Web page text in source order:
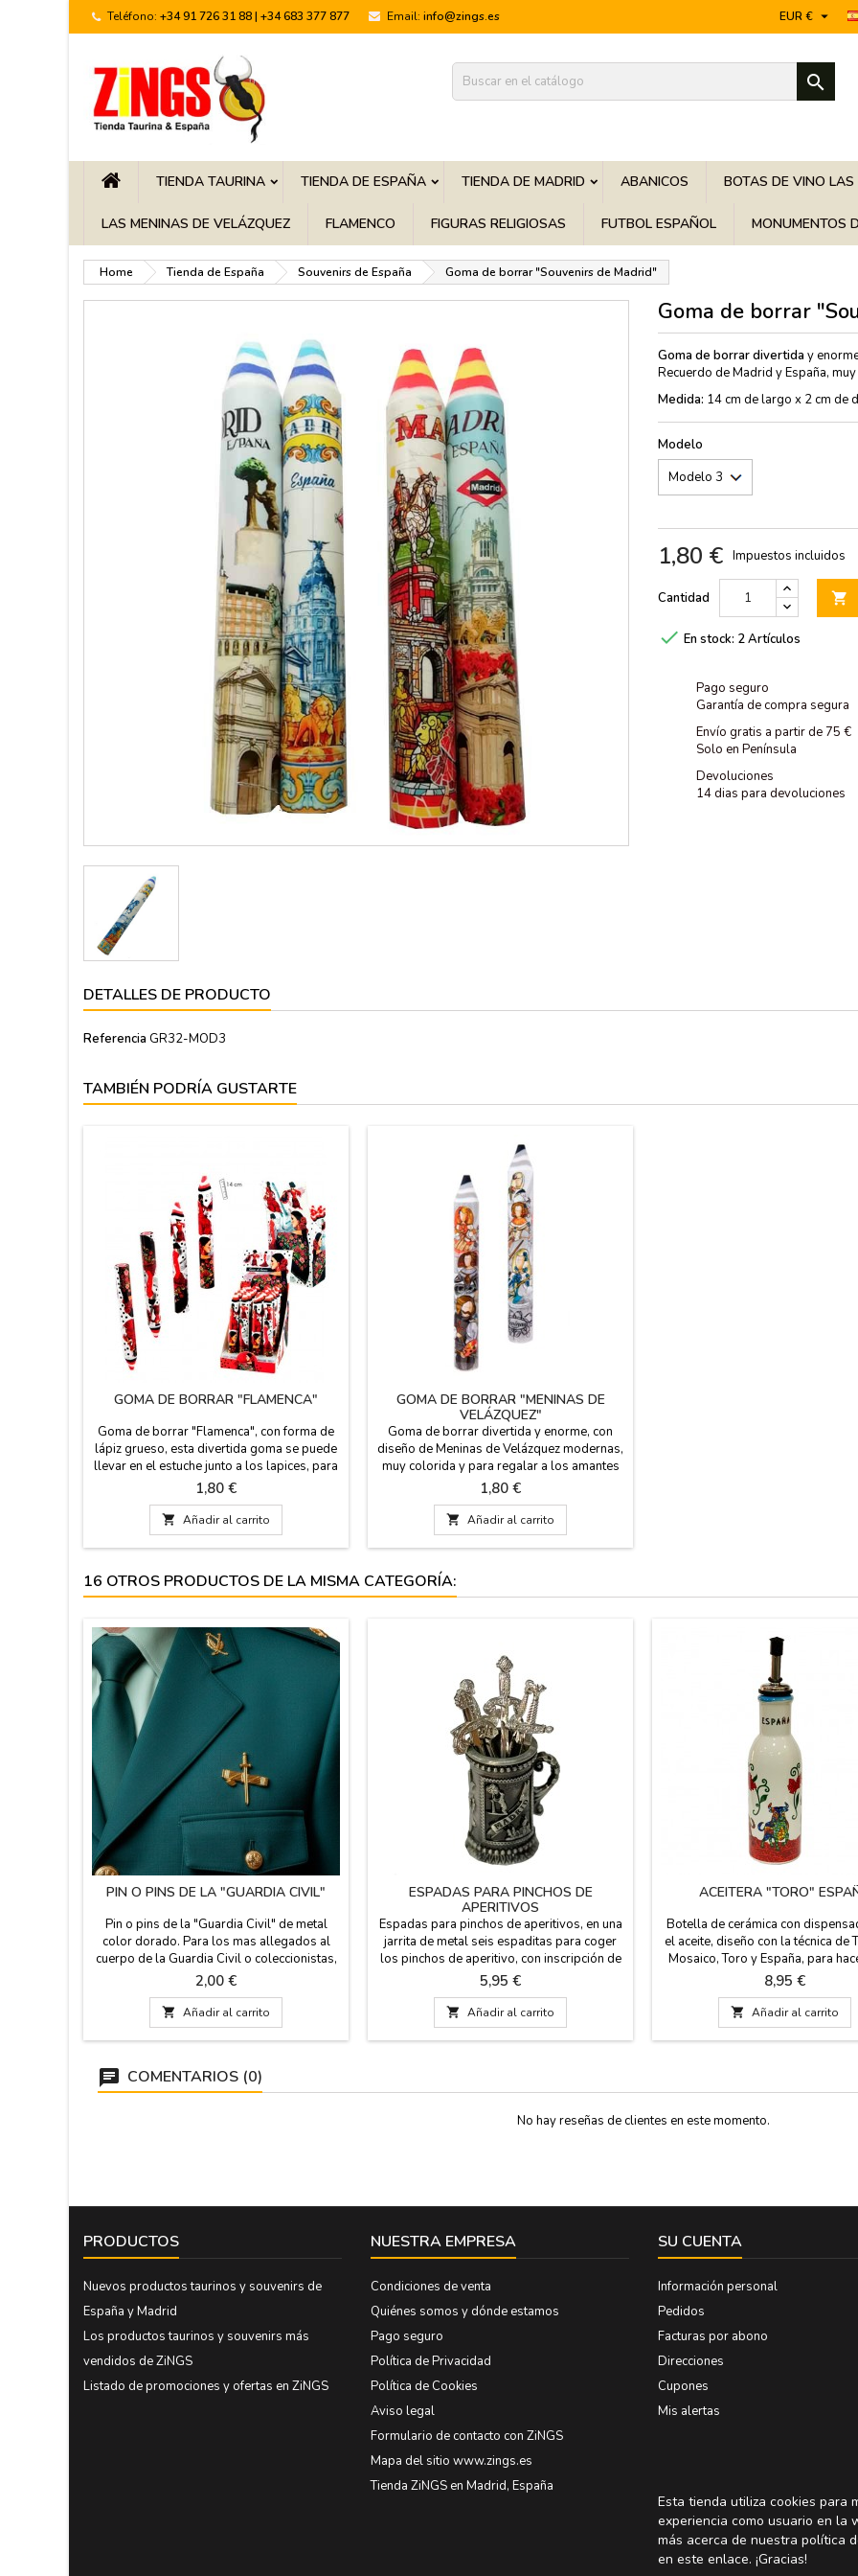
Teléfono: +34 91 726 31 88 | +34 683 377 877 Email: info@zings.es EUR € 

TIENDA TAURINA TIENDA DE ESPAÑA TIENDA DE MADRID ABANICOS BOTAS DE VINO LAS
LAS MENINAS DE VELÁZQUEZ FLAMENCO FIGURAS RELIGIOSAS FUTBOL ESPAÑOL MONUMENTOS
Home Tienda de España Souvenirs de España Goma de borrar "Souvenirs de Madrid"
Goma de borrar
Goma de borrar divertida y
Recuerdo de Madrid y España,
Medida: 14 cm de largo x 2 cm de
Modelo
1,80 € Impuestos incluidos
Cantidad 
 En stock: 2 Artículos
Pago seguro
Garantía de compra segura
Envío gratis a partir de 75 €
Solo en Península
Devoluciones
14 dias para devoluciones
DETALLES DE PRODUCTO
Referencia GR32-MOD3
TAMBIÉN PODRÍA GUSTARTE
GOMA DE BORRAR "FLAMENCA"
Goma de borrar "Flamenca", con forma de
lápiz grueso, esta divertida goma se puede
llevar en el estuche junto a los lapices, para
tenerla siempre a mano. PRECIO POR
UNIDAD. Medidas: 14 cm
Precio
1,80 €
 Añadir al carrito
GOMA DE BORRAR "MENINAS DE
VELÁZQUEZ"
Goma de borrar divertida y enorme, con
diseño de Meninas de Velázquez modernas,
muy colorida y para regalar a los amantes
del Arte o bien para niños y sus deberes.
Medidas: 14 cm de largo x 2 cm de
diámetro.
Precio
1,80 €
 Añadir al carrito
16 OTROS PRODUCTOS DE LA MISMA CATEGORÍA:
PIN O PINS DE LA "GUARDIA CIVIL"
Pin o pins de la "Guardia Civil" de metal
color dorado. Para los mas allegados al
cuerpo de la Guardia Civil o coleccionistas,
este pin lucirá en tu solapa. Reproducción
exacta del emblema del cuerpo, respetando
las proporciones y la estética
reglamentaria. Sistema de Cierre: Trasera
con cierre de mariposa (o "clutch") de
Precio
2,00 €
 Añadir al carrito
ESPADAS PARA PINCHOS DE
APERITIVOS
Espadas para pinchos de aperitivos, en una
jarrita de metal seis espaditas para coger
los pinchos de aperitivo, con inscripción de
Madrid en relieve y la Puerta de Alcalá y el
oso y el madroño. Medidas: 8 x 4 cm.
Precio
5,95 €
 Añadir al carrito
ACEITERA "TORO"
Botella de cerámica con
el aceite, diseño con la técnica de
Mosaico, Toro y España, para
con la coleccion de plato, jarra,
chupitos. Luce tu mesa muy
Medidas: 15 cm de alto x 4,5 cm
Precio
8,95 €
 Añadir al carrito
COMENTARIOS (0)
No hay reseñas de clientes en este momento.
PRODUCTOS
Nuevos productos taurinos y souvenirs de
España y Madrid
Los productos taurinos y souvenirs más
vendidos de ZiNGS
Listado de promociones y ofertas en ZiNGS
NUESTRA EMPRESA
Condiciones de venta
Quiénes somos y dónde estamos
Pago seguro
Política de Privacidad
Política de Cookies
Aviso legal
Formulario de contacto con ZiNGS
Mapa del sitio www.zings.es
Tienda ZiNGS en Madrid, España
SU CUENTA
Información personal
Pedidos
Facturas por abono
Direcciones
Cupones
Mis alertas
Esta tienda utiliza cookies para
experiencia como usuario en la
más acerca de nuestra política
en este enlace. ¡Gracias!